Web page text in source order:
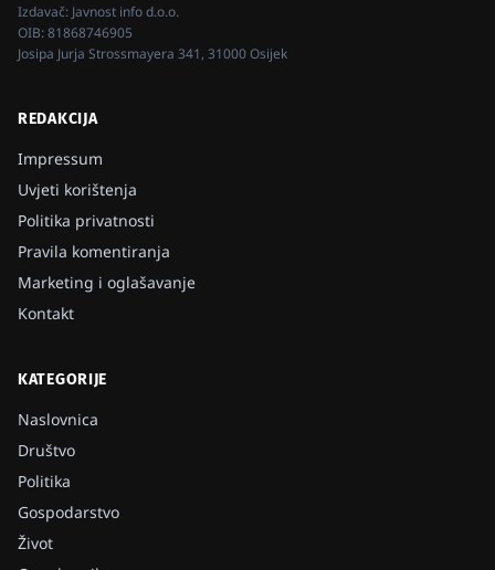
Izdavač: Javnost info d.o.o.
OIB:81868746905
Josipa Jurja Strossmayera 341, 31000 Osijek
REDAKCIJA
Impressum
Uvjeti korištenja
Politika privatnosti
Pravila komentiranja
Marketing i oglašavanje
Kontakt
KATEGORIJE
Naslovnica
Društvo
Politika
Gospodarstvo
Život